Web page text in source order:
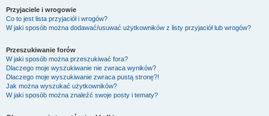
Przyjaciele i wrogowie
Co to jest lista przyjaciół i wrogów?
W jaki sposób można dodawać/usuwać użytkowników z listy przyjaciół lub wrogów?
Przeszukiwanie forów
W jaki sposób można przeszukiwać fora?
Dlaczego moje wyszukiwanie nie zwraca wyników?
Dlaczego moje wyszukiwanie zwraca pustą stronę?!
Jak można wyszukać użytkowników?
W jaki sposób można znaleźć swoje posty i tematy?